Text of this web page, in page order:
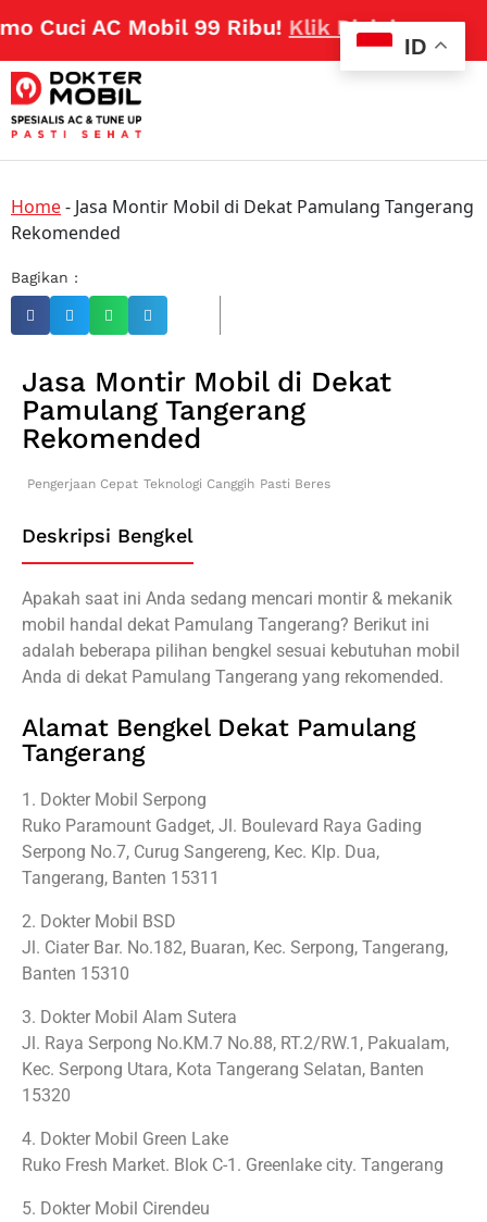
Cuci AC Mobil 99 Ribu!Klik Disini
Home- Jasa Montir Mobil di Dekat Pamulang Tangerang
Rekomended
Bagikan :
Jasa Montir Mobil di Dekat
Pamulang Tangerang
Rekomended
Pengerjaan Cepat Teknologi Canggih Pasti Beres
Deskripsi Bengkel
Apakah saat ini Anda sedang mencari montir & mekanik
mobil handal dekat Pamulang Tangerang? Berikut ini
adalah beberapa pilihan bengkel sesuai kebutuhan mobil
Anda di dekat Pamulang Tangerang yang rekomended.
Alamat Bengkel Dekat Pamulang
Tangerang
1. Dokter Mobil Serpong
Ruko Paramount Gadget, Jl. Boulevard Raya Gading
Serpong No.7, Curug Sangereng, Kec. Klp. Dua,
Tangerang, Banten 15311
2. Dokter Mobil BSD
Jl. Ciater Bar. No.182, Buaran, Kec. Serpong, Tangerang,
Banten 15310
3. Dokter Mobil Alam Sutera
Jl. Raya Serpong No.KM.7 No.88, RT.2/RW.1, Pakualam,
Kec. Serpong Utara, Kota Tangerang Selatan, Banten
15320
4. Dokter Mobil Green Lake
Ruko Fresh Market. Blok C-1. Greenlake city. Tangerang
5. Dokter Mobil Cirendeu
ID